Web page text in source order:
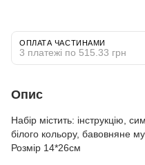
ОПЛАТА ЧАСТИНАМИ
3 платежі по 515.33 грн
Опис
Набір містить: інструкцію,
білого кольору, бавовняне
Розмір 14*26см